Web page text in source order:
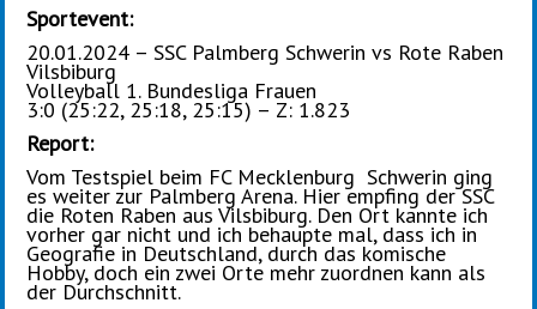
Sportevent:
20.01.2024 – SSC Palmberg Schwerin vs Rote Raben
Vilsbiburg
Volleyball 1. Bundesliga Frauen
3:0 (25:22, 25:18, 25:15) – Z: 1.823
Report:
Vom Testspiel beim FC Mecklenburg Schwerin ging
es weiter zur Palmberg Arena. Hier empfing der SSC
die Roten Raben aus Vilsbiburg. Den Ort kannte ich
vorher gar nicht und ich behaupte mal, dass ich in
Geografie in Deutschland, durch das komische
Hobby, doch ein zwei Orte mehr zuordnen kann als
der Durchschnitt.